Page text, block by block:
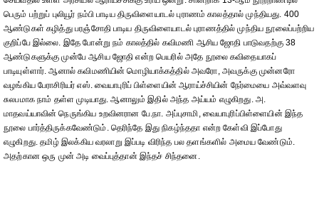
பெரும் பற்றுப் புலியூர் நம்பி பாடிய திருவிளையாடல் புராணம் காலத்தால் முந்தியது. 400
ஆண்டுகள் கழித்து பரஞ்சோதி பாடிய திருவிளையாடல் புராணத்தில் முந்திய நூலைப்பற்றிய
குறிப்பே இல்லை. இதே போன்று நம் காலத்தில் கவிமணி ஆசிய ஜோதி பாடுவதற்கு 38
ஆண்டுகளுக்கு முன்பே ஆசிய ஜோதி என்ற பெயரில் அதே நூலை கவிதையாகப்
பாடியுள்ளார். ஆனால் கவிமணியின் மொழியாக்கத்தில் அவரோ, அவருக்கு முன்னரோ
வழங்கிய பேராசிரியர் எஸ். வையாபுரிப் பிள்ளையின் ஆராய்ச்சியின் நேர்மையை அவ்வளவு
சுலபமாக நாம் தள்ள முடியாது. ஆனாலும் இதில் அந்த அய்யம் எழுகிறது. அ.
மாதவய்யாவின் நெருங்கிய உறவினரான பே.நா. அப்புசாமி, வையாபுரிப்பிள்ளையின் இந்த
நூலை பார்த்திருக்கவேண்டும். தெரிந்தே இது நிகழ்ந்ததா என்ற கேள்வி இப்போது
எழுகிறது. தமிழ் இலக்கிய வரலாறு இப்படி விரிந்த பல தளங்களில் அமைய வேண்டும்.
அதற்கான ஒரு முன் அடி வைப்புத்தான் இந்தச் சிந்தனை.